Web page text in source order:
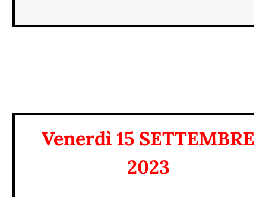
Venerdì 15 SETTEMBRE
2023